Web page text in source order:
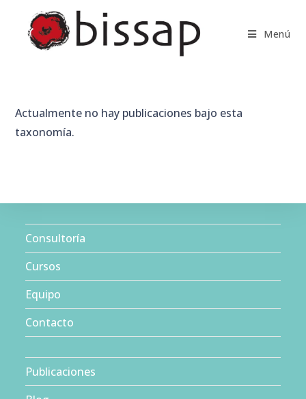
contenido
Menú
Actualmente no hay publicaciones bajo esta
taxonomía.
Consultoría
Cursos
Equipo
Contacto
Publicaciones